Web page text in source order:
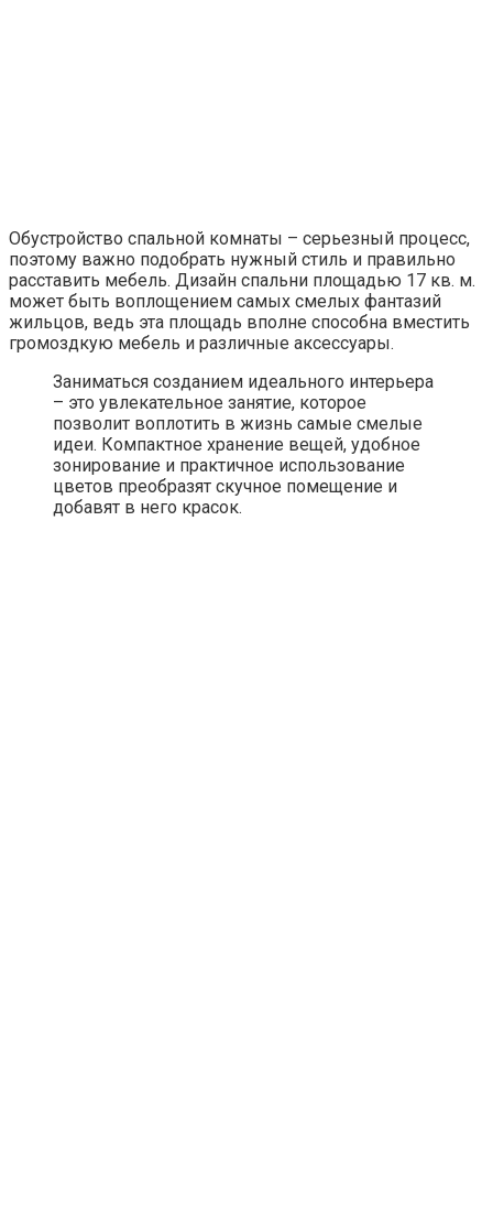
Обустройство спальной комнаты – серьезный процесс,
поэтому важно подобрать нужный стиль и правильно
расставить мебель. Дизайн спальни площадью 17 кв. м.
может быть воплощением самых смелых фантазий
жильцов, ведь эта площадь вполне способна вместить
громоздкую мебель и различные аксессуары.
Заниматься созданием идеального интерьера
– это увлекательное занятие, которое
позволит воплотить в жизнь самые смелые
идеи. Компактное хранение вещей, удобное
зонирование и практичное использование
цветов преобразят скучное помещение и
добавят в него красок.